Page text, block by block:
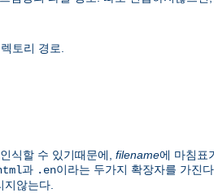
토리 경로.
식할 수 있기때문에, filename에 마침표
과 .en이라는 두가지 확장자를 가진
지않는다.